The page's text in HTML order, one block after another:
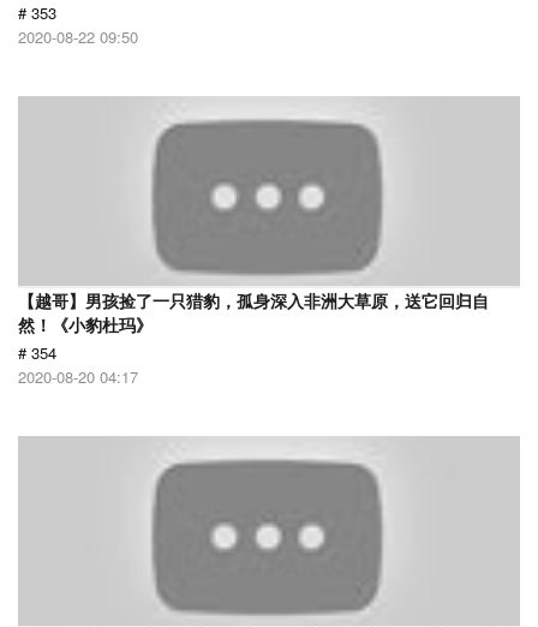
# 353
2020-08-22 09:50
【越哥】男孩捡了一只猎豹，孤身深入非洲大草原，送它回归自
然！《小豹杜玛》
# 354
2020-08-20 04:17